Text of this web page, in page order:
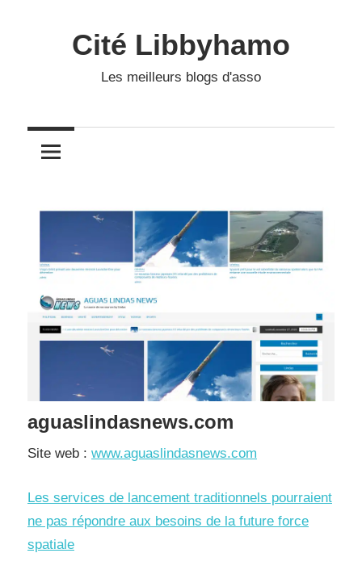
Cité Libbyhamo
Les meilleurs blogs d'asso
aguaslindasnews.com
Site web : www.aguaslindasnews.com
Les services de lancement traditionnels pourraient
ne pas répondre aux besoins de la future force
spatiale